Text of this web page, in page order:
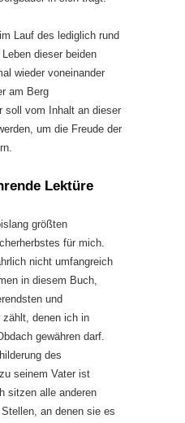
Lauf des lediglich rund
dieser beiden
wieder voneinander
am Berg
soll vom Inhalt an dieser
um die Freude der
Lektüre
größten
für mich.
nicht umfangreich
in diesem Buch,
und
denen ich in
gewähren darf.
des
seinem Vater ist
sitzen alle anderen
an denen sie es